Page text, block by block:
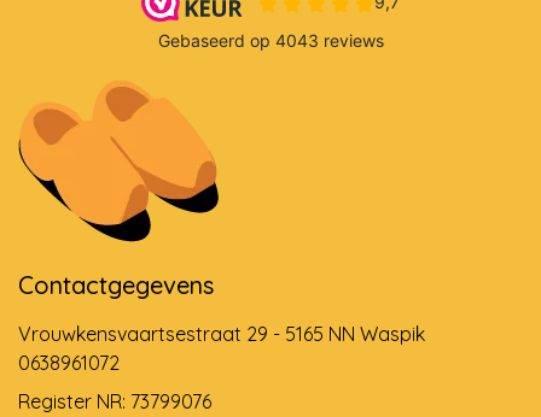
Contactgegevens
Vrouwkensvaartsestraat 29 - 5165 NN Waspik
0638961072
Register NR: 73799076